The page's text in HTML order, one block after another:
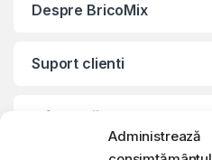
Administrează
Despre BricoMix
Suport clienti
Informatii legale